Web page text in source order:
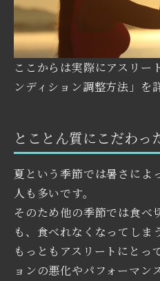
ここからは実際にアスリー
ンディション調整方法」を
とことん質にこだわっ
夏という季節では暑さによ
人も多いです。
そのため他の季節では食べ
も、食べれなくなってしま
もっともアスリートにとっ
ョンの悪化やパフォーマン